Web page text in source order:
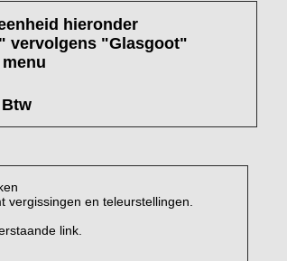
hieronder
vervolgens "Glasgoot"
en teleurstellingen.
link.